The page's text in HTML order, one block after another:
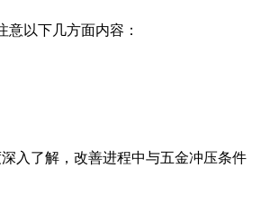
以下几方面内容：
入了解，改善进程中与五金冲压条件